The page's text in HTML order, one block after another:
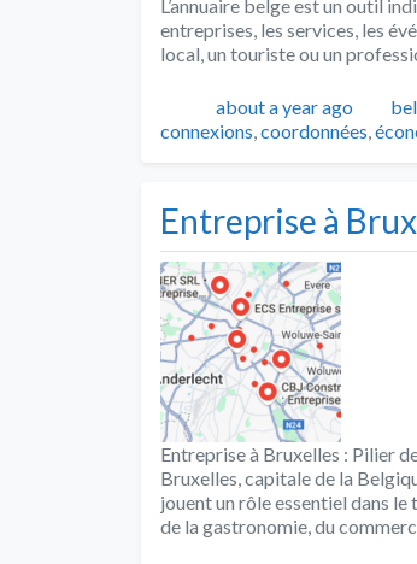
L’annuaire belge est un outil
entreprises, les services, les
local, un touriste ou un
Publié
about a year ago
connexions,coordonnées,
Entreprise à
Entreprise à Bruxelles : Pilier
Bruxelles, capitale de la
jouent un rôle essentiel dans
de la gastronomie, du